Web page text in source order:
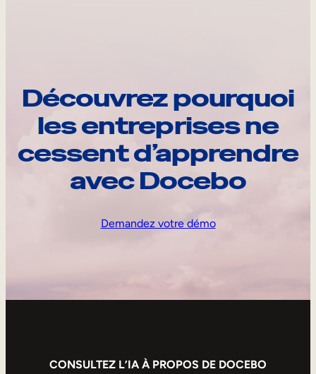
Découvrez pourquoi
les entreprises ne
cessent d’apprendre
avec Docebo
Demandez votre démo
CONSULTEZ L’IA À PROPOS DE DOCEBO